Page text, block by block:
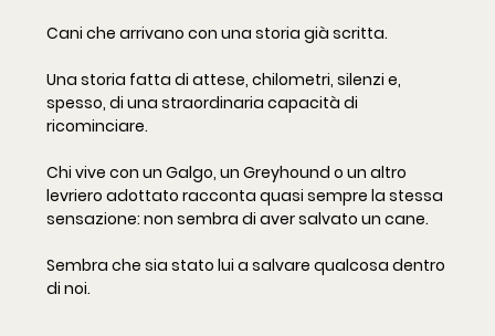
Cani che arrivano con una storia già scritta.
Una storia fatta di attese, chilometri, silenzi e,
spesso, di una straordinaria capacità di
ricominciare.
Chi vive con un Galgo, un Greyhound o un altro
levriero adottato racconta quasi sempre la stessa
sensazione: non sembra di aver salvato un cane.
Sembra che sia stato lui a salvare qualcosa dentro
di noi.